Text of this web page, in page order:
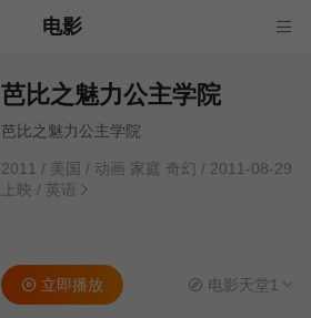
电影
芭比之魅力公主学院
芭比之魅力公主学院
2011 / 美国 / 动画 家庭 奇幻 / 2011-08-29
上映 / 英语
立即播放 电影天堂1